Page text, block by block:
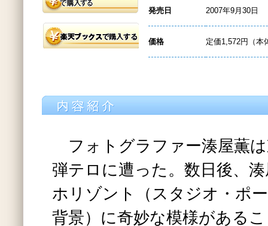
発売日 2007年9月30日
価格 定価1,572円（本
フォトグラファー湊屋薫
弾テロに遭った。数日後、
ホリゾント（スタジオ・ポ
背景）に奇妙な模様がある